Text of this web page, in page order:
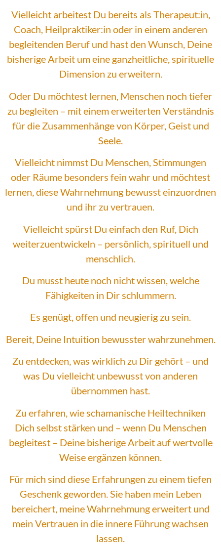
Vielleicht arbeitest Du bereits als Therapeut:in,
Coach, Heilpraktiker:in oder in einem anderen
begleitenden Beruf und hast den Wunsch, Deine
bisherige Arbeit um eine ganzheitliche, spirituelle
Dimension zu erweitern.
Oder Du möchtest lernen, Menschen noch tiefer
zu begleiten – mit einem erweiterten Verständnis
für die Zusammenhänge von Körper, Geist und
Seele.
Vielleicht nimmst Du Menschen, Stimmungen
oder Räume besonders fein wahr und möchtest
lernen, diese Wahrnehmung bewusst einzuordnen
und ihr zu vertrauen.
Vielleicht spürst Du einfach den Ruf, Dich
weiterzuentwickeln – persönlich, spirituell und
menschlich.
Du musst heute noch nicht wissen, welche
Fähigkeiten in Dir schlummern.
Es genügt, offen und neugierig zu sein.
Bereit, Deine Intuition bewusster wahrzunehmen.
Zu entdecken, was wirklich zu Dir gehört – und
was Du vielleicht unbewusst von anderen
übernommen hast.
Zu erfahren, wie schamanische Heiltechniken
Dich selbst stärken und – wenn Du Menschen
begleitest – Deine bisherige Arbeit auf wertvolle
Weise ergänzen können.
Für mich sind diese Erfahrungen zu einem tiefen
Geschenk geworden. Sie haben mein Leben
bereichert, meine Wahrnehmung erweitert und
mein Vertrauen in die innere Führung wachsen
lassen.